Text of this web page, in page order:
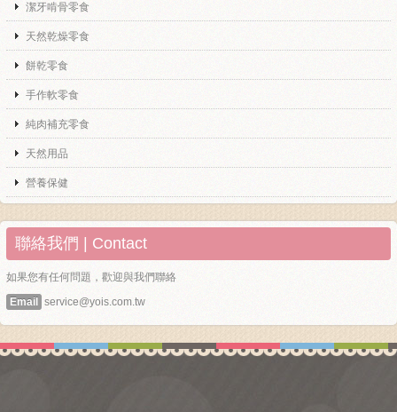
潔牙啃骨零食
天然乾燥零食
餅乾零食
手作軟零食
純肉補充零食
天然用品
營養保健
聯絡我們 | Contact
如果您有任何問題，歡迎與我們聯絡
Email
service@yois.com.tw